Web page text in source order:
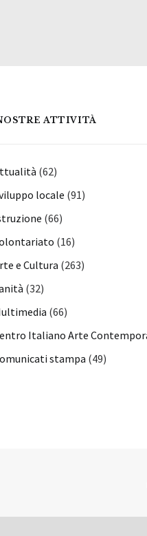
ATTIVITÀ
(62)
locale (91)
(66)
(16)
e Cultura (263)
(32)
(66)
Italiano Arte
stampa (49)